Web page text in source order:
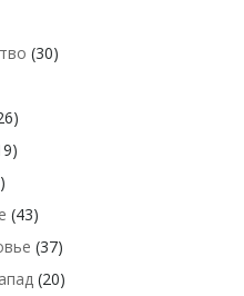
(30)
(43)
(37)
(20)